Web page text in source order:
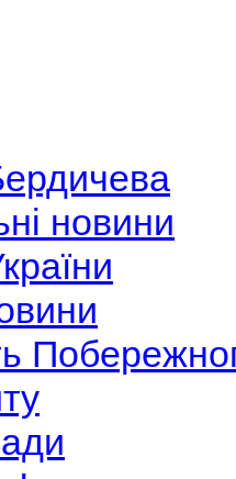
новини